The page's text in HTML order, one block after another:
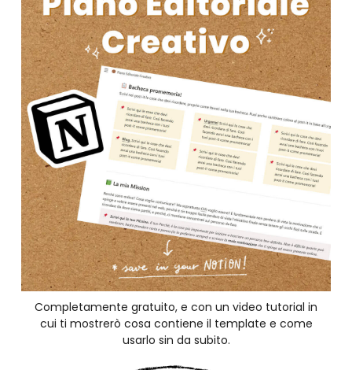
Completamente gratuito, e con un video tutorial in
cui ti mostrerò cosa contiene il template e come
usarlo sin da subito.